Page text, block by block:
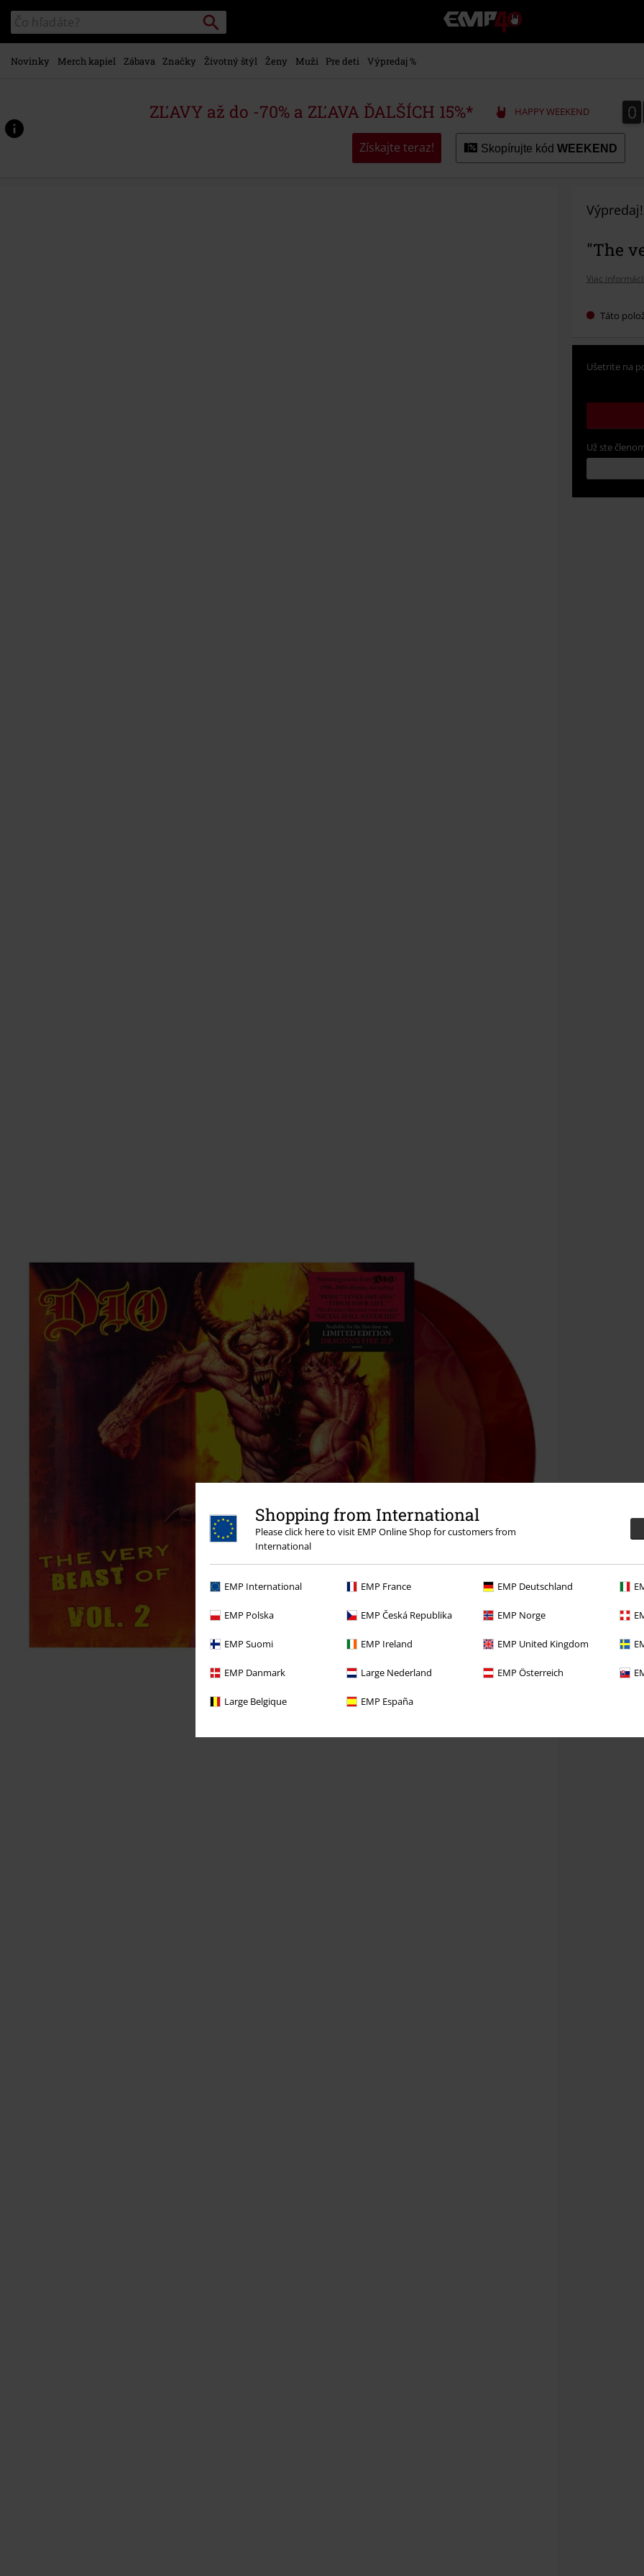
Shopping from International
Please click here to visit EMP Online Shop for customers from
International
EMP International EMP France EMP Deutschland
EMP Polska EMP Česká Republika EMP Norge
EMP Suomi EMP Ireland EMP United Kingdom
EMP Danmark Large Nederland EMP Österreich
Large Belgique EMP España
na
hlavný
obsah
Katalóg
vyhľadávania
Vyhľadávanie
EMP
-
Hudba,
Merch
hráčov,
Alternatívna
Novinky Merch kapiel Zábava Značky Životný štýl Ženy Muži Pre deti Výpredaj %
ZĽAVY až do -70% a ZĽAVA ĎALŠÍCH 15%* HAPPY WEEKEND 0
0
Získajte teraz! Skopírujte kód WEEKEND
Výpredaj!
"The
Viac
Táto
Ušetrite na
Už ste